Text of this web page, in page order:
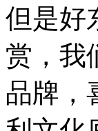
但是好
赏，我
品牌，